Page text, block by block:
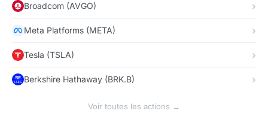
Broadcom (AVGO)
Meta Platforms (META)
Tesla (TSLA)
Berkshire Hathaway (BRK.B)
Voir toutes les actions →